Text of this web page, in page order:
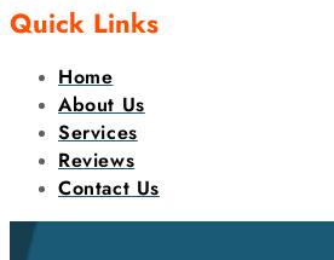
Quick Links
Home
About Us
Services
Reviews
Contact Us